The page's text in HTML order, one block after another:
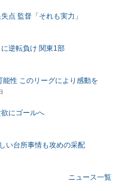
点 監督「それも実力」
逆転負け 関東1部
能性 このリーグにより感動を
にゴールへ
い台所事情も攻めの采配
ニュース一覧